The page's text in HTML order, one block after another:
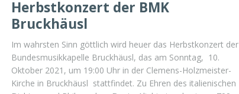
Herbstkonzert der BMK
Bruckhäusl
Im wahrsten Sinn göttlich wird heuer das Herbstkonzert der
Bundesmusikkapelle Bruckhäusl, das am Sonntag, 10.
Oktober 2021, um 19:00 Uhr in der Clemens-Holzmeister-
Kirche in Bruckhäusl stattfindet. Zu Ehren des italienischen